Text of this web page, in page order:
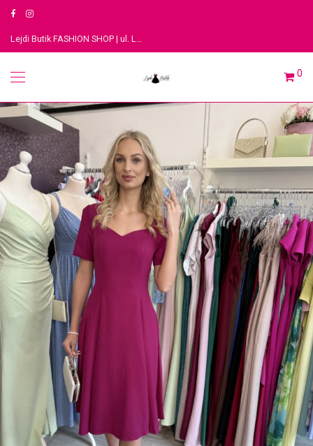
Lejdi Butik FASHION SHOP | ul. Legionów 3, 91-063 Łódź
0